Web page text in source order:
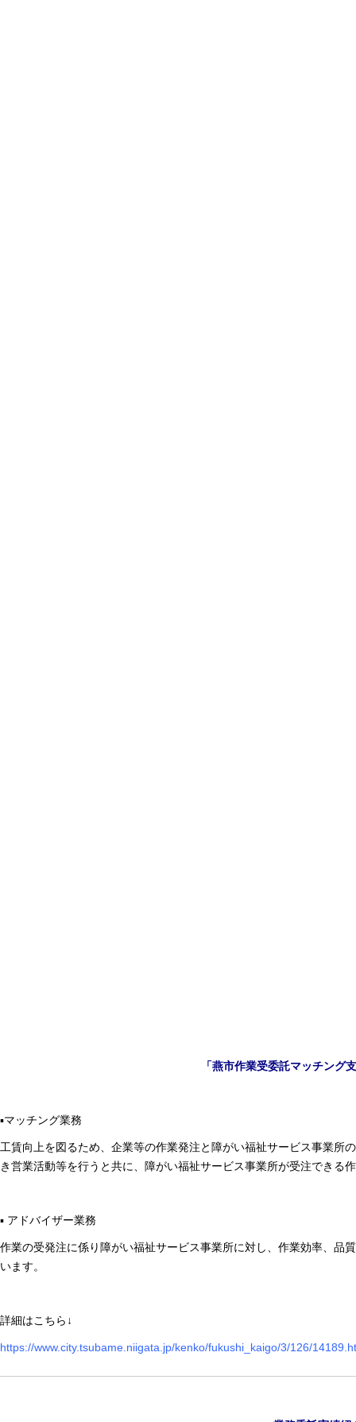
「燕市作業受委託マッチング
▪️マッチング業務
工賃向上を図るため、企業等の作業発注と障がい福祉サービス事業所
き営業活動等を行うと共に、障がい福祉サービス事業所が受注できる
▪️ アドバイザー業務
作業の受発注に係り障がい福祉サービス事業所に対し、作業効率、品
います。
詳細はこちら↓
https://www.city.tsubame.niigata.jp/kenko/fukushi_kaigo/3/126/